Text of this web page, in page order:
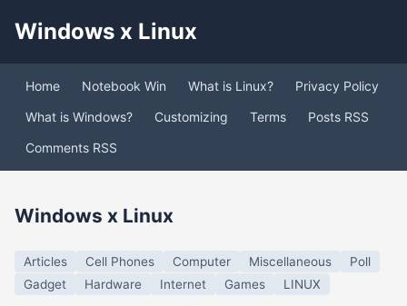
Windows x Linux
Home Notebook Win What is Linux?
Privacy Policy
What is Windows?
Customizing Terms
Posts RSS
Comments RSS
Windows x Linux
Articles Cell Phones Computer Miscellaneous
Poll
Gadget
Hardware Internet Games LINUX